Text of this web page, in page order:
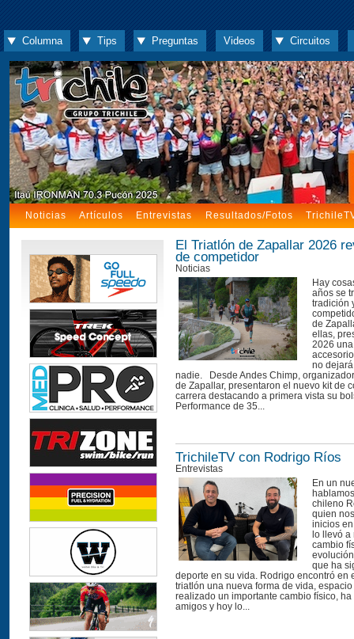
Columna Tips Preguntas Videos Circuitos
Noticias Artículos Entrevistas Resultados/Fotos
El Triatlón de Zapallar 2026
de competidor
Noticias
Hay
años se
tradición
de
ellas,
2026
no
nadie. Desde Andes Chimp,
de Zapallar, presentaron el nuevo kit de
carrera destacando a primera vista su
Performance de 35...
TrichileTV con Rodrigo Ríos
Entrevistas
En un
chileno
quien
inicios
lo llevó
cambio
que ha
deporte en su vida. Rodrigo encontró en
triatlón una nueva forma de vida,
realizado un importante cambio físico,
amigos y hoy lo...